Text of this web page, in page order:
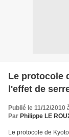
Le protocole
l'effet de
Publié le 11/12/2010
Par Philippe LE
Le protocole de